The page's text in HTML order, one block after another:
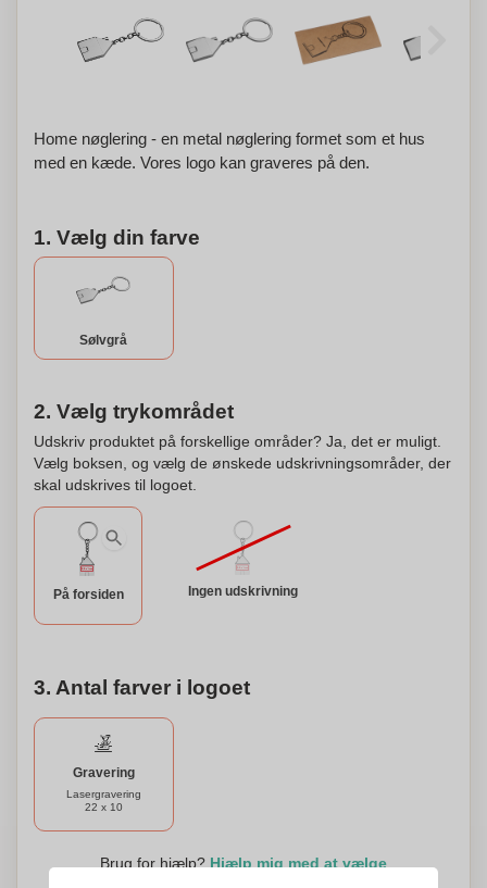
Home nøglering - en metal nøglering formet som et hus
med en kæde. Vores logo kan graveres på den.
1. Vælg din farve
Sølvgrå
2. Vælg trykområdet
Udskriv produktet på forskellige områder? Ja, det er muligt.
Vælg boksen, og vælg de ønskede udskrivningsområder, der
skal udskrives til logoet.
På forsiden Ingen udskrivning
3. Antal farver i logoet
Gravering
Lasergravering
22 x 10
Brug for hjælp? Hjælp mig med at vælge